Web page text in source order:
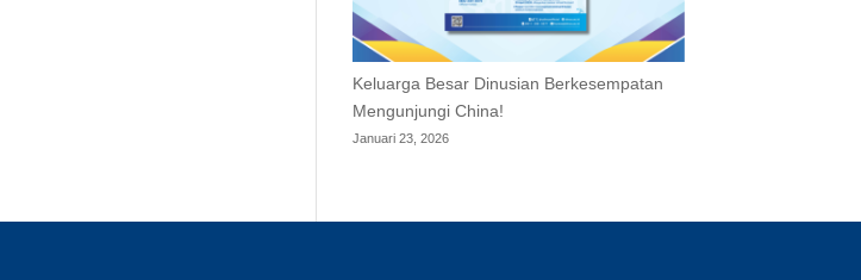
Keluarga Besar Dinusian Berkesempatan
Mengunjungi China!
Januari 23, 2026